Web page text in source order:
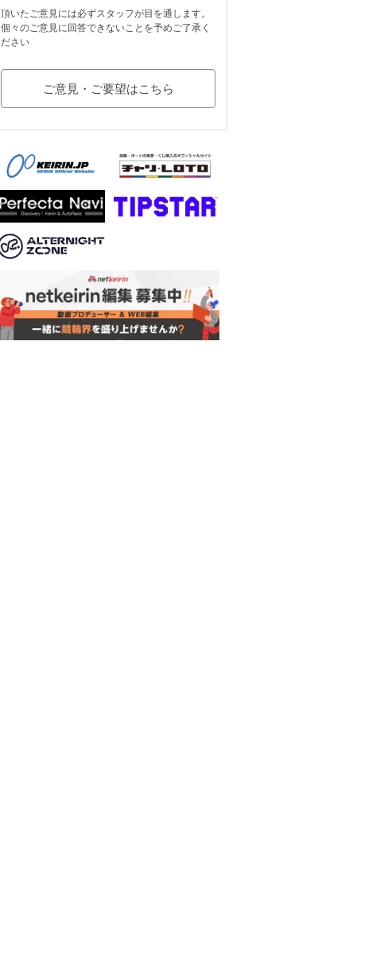
頂いたご意見には必ずスタッフが目を通します。
個々のご意見に回答できないことを予めご了承く
ださい
ご意見・ご要望はこちら